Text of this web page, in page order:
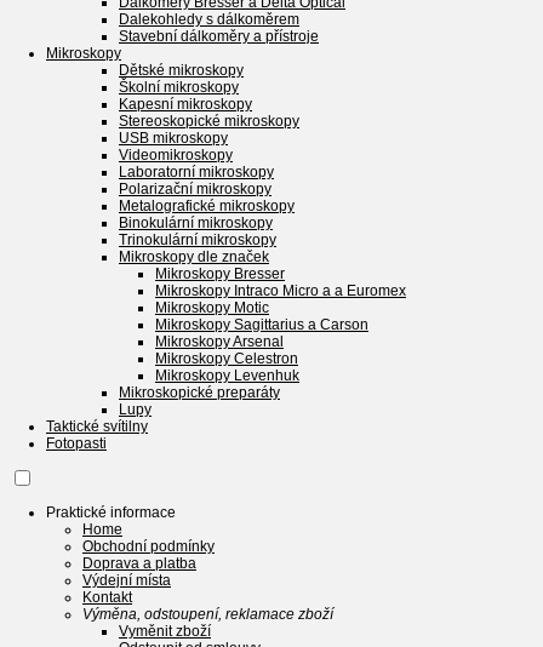
Dalekohledy s dálkoměrem
Stavební dálkoměry a přístroje
Mikroskopy
Dětské mikroskopy
Školní mikroskopy
Kapesní mikroskopy
Stereoskopické mikroskopy
USB mikroskopy
Videomikroskopy
Laboratorní mikroskopy
Polarizační mikroskopy
Metalografické mikroskopy
Binokulární mikroskopy
Trinokulární mikroskopy
Mikroskopy dle značek
Mikroskopy Bresser
Mikroskopy Intraco Micro a a Euromex
Mikroskopy Motic
Mikroskopy Sagittarius a Carson
Mikroskopy Arsenal
Mikroskopy Celestron
Mikroskopy Levenhuk
Mikroskopické preparáty
Lupy
Taktické svítilny
Fotopasti
Praktické informace
Home
Obchodní podmínky
Doprava a platba
Výdejní místa
Kontakt
Výměna, odstoupení, reklamace zboží
Vyměnit zboží